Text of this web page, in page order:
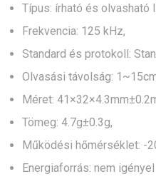
Típus: írható és olvasható
Frekvencia: 125 kHz,
Standard és protokoll:
Olvasási távolság:
Méret:
Tömeg: 4.7g±0.3g,
Működési hőmérséklet: -
Energiaforrás: nem igényel